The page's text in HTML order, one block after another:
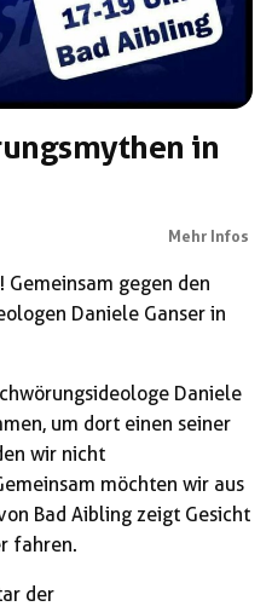
in
Mehr Infos
gegen den
Daniele Ganser in
Daniele
um dort einen seiner
wir nicht
möchten wir aus
Bad Aibling zeigt Gesicht
fahren.
der